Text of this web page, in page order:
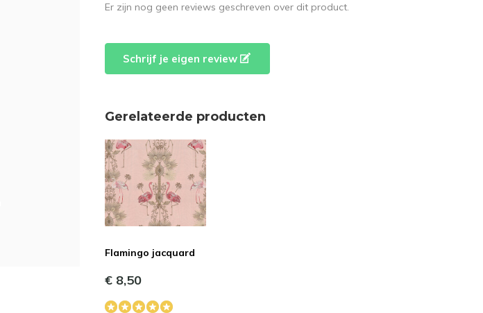
Er zijn nog geen reviews geschreven over dit product.
Schrijf je eigen review
Gerelateerde producten
Flamingo jacquard
€ 8,50